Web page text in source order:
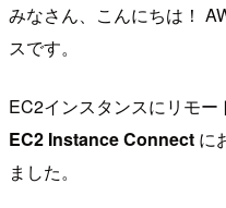
みなさん、こんにちは！
スです。
EC2インスタンスにリモ
EC2 Instance Connect に
ました。